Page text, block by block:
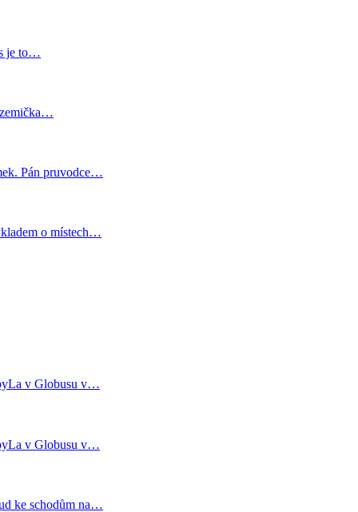
je to…
zemička…
Pán pruvodce…
o místech…
v Globusu v…
v Globusu v…
ke schodům na…